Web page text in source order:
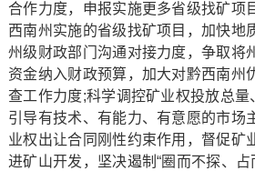
合作力度，申报实施更多省级找矿项
西南州实施的省级找矿项目，加快地
州级财政部门沟通对接力度，争取将
资金纳入财政预算，加大对黔西南州
查工作力度;科学调控矿业权投放总量
引导有技术、有能力、有意愿的市场
业权出让合同刚性约束作用，督促矿
进矿山开发，坚决遏制“圈而不探、占